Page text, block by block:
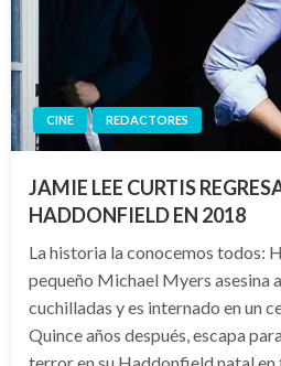
CINE REDACTORES
JAMIE LEE CURTIS
HADDONFIELD EN 2018
La historia la conocemos todos:
pequeño Michael Myers asesina
cuchilladas y es internado en un
Quince años después, escapa